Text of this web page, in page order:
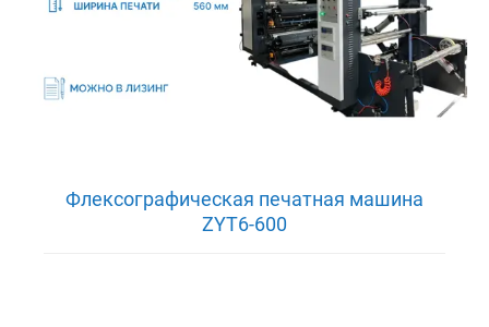
Флексографическая печатная машина
ZYT6-600